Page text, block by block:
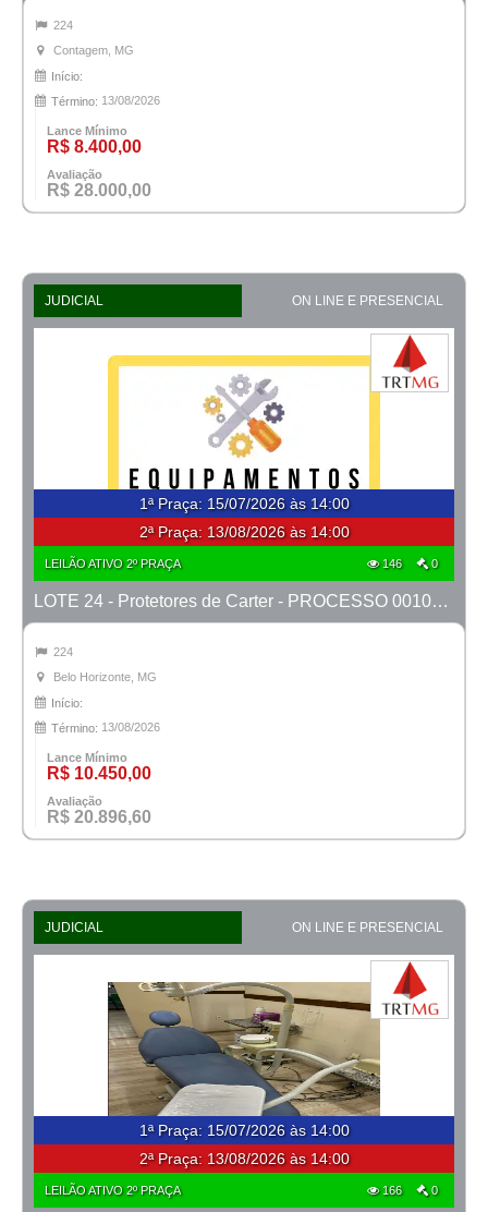
224
Contagem, MG
Início:
Término: 13/08/2026
Lance Mínimo
R$ 8.400,00
Avaliação
R$ 28.000,00
JUDICIAL ON LINE E PRESENCIAL
1ª Praça: 15/07/2026 às 14:00
2ª Praça: 13/08/2026 às 14:00
LEILÃO ATIVO 2º PRAÇA 146 0
LOTE 24 - Protetores de Carter - PROCESSO 0010272-07.2025-22ª BH
224
Belo Horizonte, MG
Início:
Término: 13/08/2026
Lance Mínimo
R$ 10.450,00
Avaliação
R$ 20.896,60
JUDICIAL ON LINE E PRESENCIAL
1ª Praça: 15/07/2026 às 14:00
2ª Praça: 13/08/2026 às 14:00
LEILÃO ATIVO 2º PRAÇA 166 0